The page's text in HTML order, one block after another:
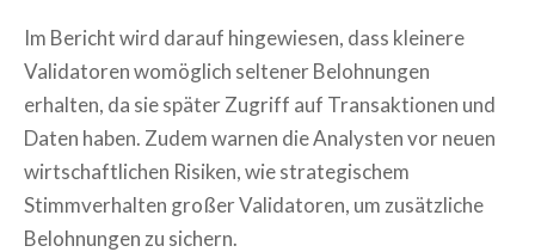
Im Bericht wird darauf hingewiesen, dass kleinere
Validatoren womöglich seltener Belohnungen
erhalten, da sie später Zugriff auf Transaktionen und
Daten haben. Zudem warnen die Analysten vor neuen
wirtschaftlichen Risiken, wie strategischem
Stimmverhalten großer Validatoren, um zusätzliche
Belohnungen zu sichern.